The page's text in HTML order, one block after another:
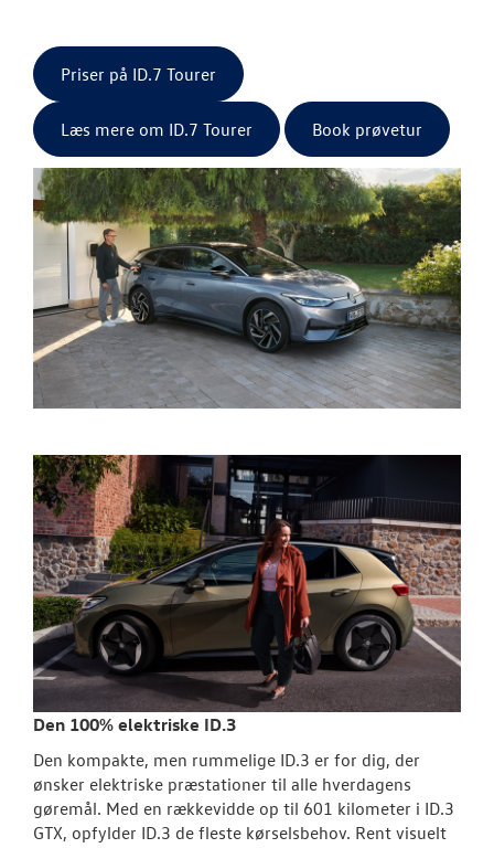
Priser på ID.7 Tourer
Læs mere om ID.7 Tourer Book prøvetur
Den 100% elektriske ID.3
Den kompakte, men rummelige ID.3 er for dig, der
ønsker elektriske præstationer til alle hverdagens
gøremål. Med en rækkevidde op til 601 kilometer i ID.3
GTX, opfylder ID.3 de fleste kørselsbehov. Rent visuelt